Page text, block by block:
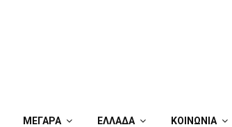
ΜΕΓΑΡΑ ΕΛΛΑΔΑ ΚΟΙΝΩΝΙΑ